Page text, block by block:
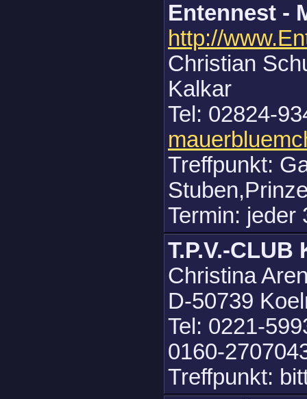
Entennest -
http://
Christian
Kalkar
Tel: 02824-
Treffpunkt:
Termin: jeder
T.P.V.-
Christina
D-50739
Tel: 0221-
0160-
Treffpunkt: